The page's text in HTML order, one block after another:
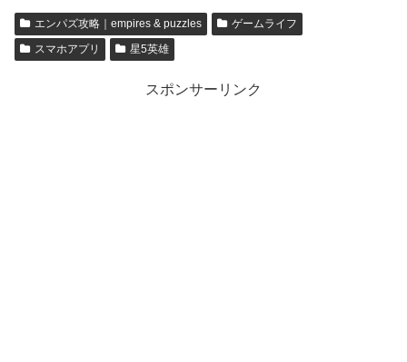
エンパズ攻略｜empires & puzzles
ゲームライフ
スマホアプリ
星5英雄
スポンサーリンク